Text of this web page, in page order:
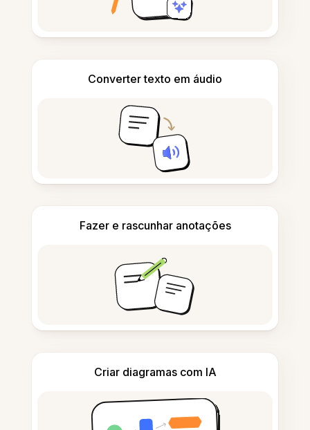
Converter texto em áudio
Fazer e rascunhar anotações
Criar diagramas com IA